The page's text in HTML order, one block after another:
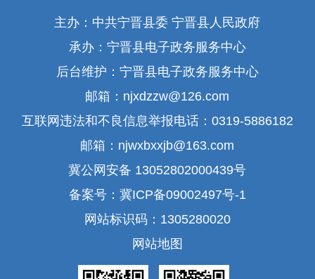
主办：中共宁晋县委 宁晋县人民政府
承办：宁晋县电子政务服务中心
后台维护：宁晋县电子政务服务中心
邮箱：njxdzzw@126.com
互联网违法和不良信息举报电话：0319-5886182
邮箱：njwxbxxjb@163.com
冀公网安备 13052802000439号
备案号：冀ICP备09002497号-1
网站标识码：1305280020
网站地图